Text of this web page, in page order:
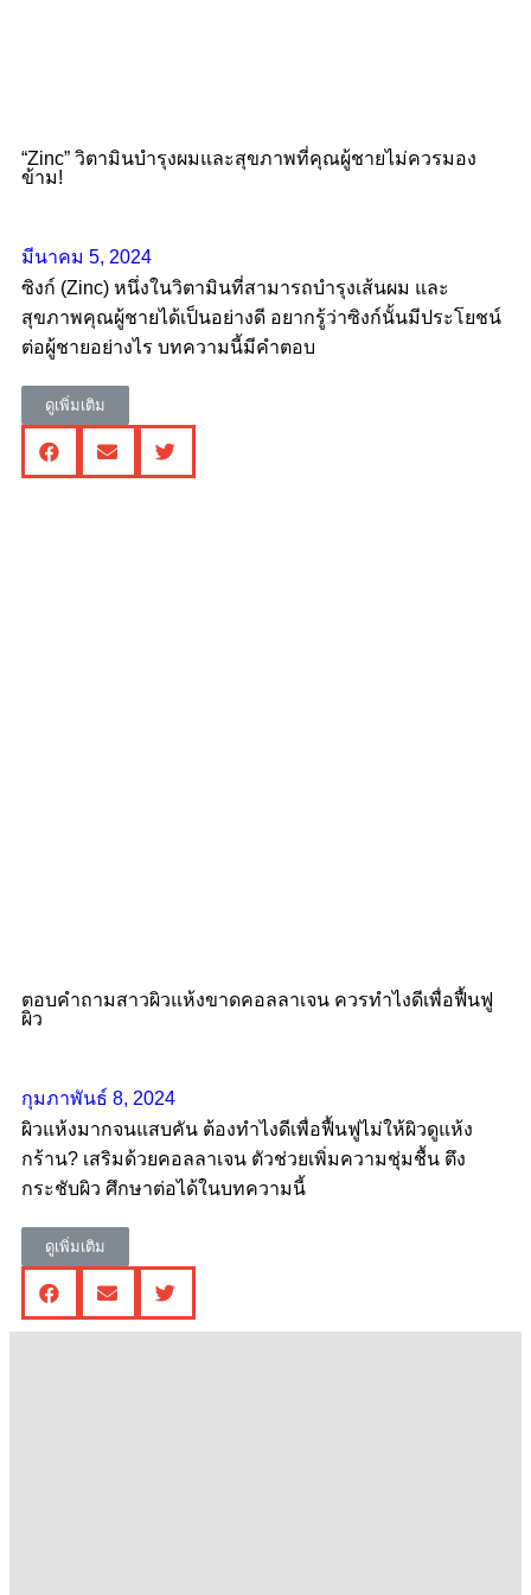
“Zinc” วิตามินบำรุงผมและสุขภาพที่คุณผู้ชายไม่ควรมอง
ข้าม!
มีนาคม 5, 2024
ซิงก์ (Zinc) หนึ่งในวิตามินที่สามารถบำรุงเส้นผม และ
สุขภาพคุณผู้ชายได้เป็นอย่างดี อยากรู้ว่าซิงก์นั้นมีประโยชน์
ต่อผู้ชายอย่างไร บทความนี้มีคำตอบ
ดูเพิ่มเติม
ตอบคำถามสาวผิวแห้งขาดคอลลาเจน ควรทําไงดีเพื่อฟื้นฟู
ผิว
กุมภาพันธ์ 8, 2024
ผิวแห้งมากจนแสบคัน ต้องทำไงดีเพื่อฟื้นฟูไม่ให้ผิวดูแห้ง
กร้าน? เสริมด้วยคอลลาเจน ตัวช่วยเพิ่มความชุ่มชื้น ตึง
กระชับผิว ศึกษาต่อได้ในบทความนี้
ดูเพิ่มเติม